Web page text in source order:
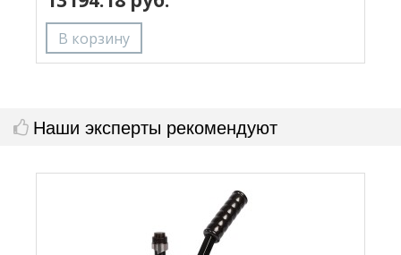
Наши эксперты рекомендуют